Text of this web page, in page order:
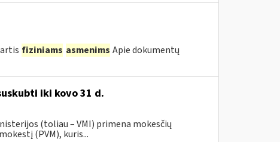
fiziniams asmenims Apie dokumentų
iki kovo 31 d.
(toliau – VMI) primena mokesčių
(PVM), kuris...